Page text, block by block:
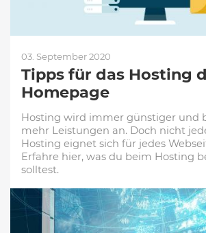
03. September 2020
Tipps für das Hosting
Homepage
Hosting wird immer günstiger und
mehr Leistungen an. Doch nicht
Hosting eignet sich für jedes
Erfahre hier, was du beim Hosting
solltest.